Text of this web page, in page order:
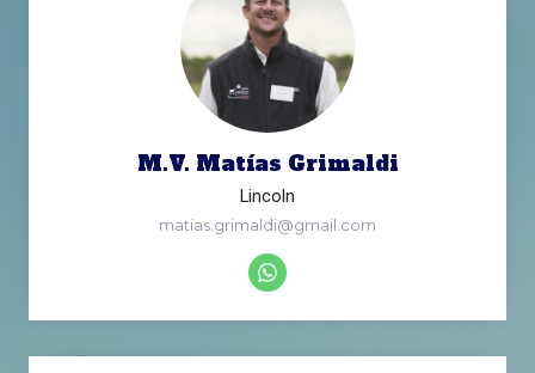
M.V. Matías Grimaldi
Lincoln
matias.grimaldi@gmail.com